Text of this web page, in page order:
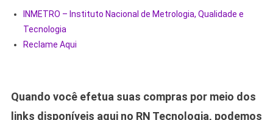
INMETRO – Instituto Nacional de Metrologia, Qualidade e
Tecnologia
Reclame Aqui
Quando você efetua suas compras por meio dos
links disponíveis aqui no RN Tecnologia, podemos